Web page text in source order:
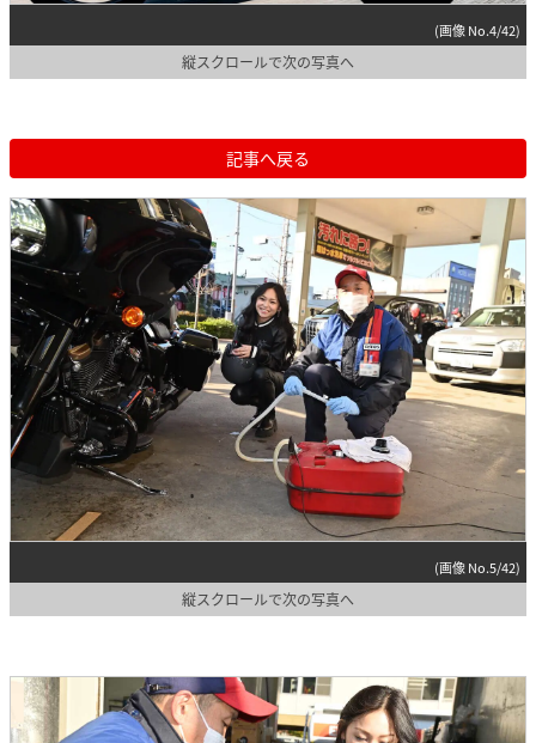
(画像 No.4/42)
縦スクロールで次の写真へ
記事へ戻る
(画像 No.5/42)
縦スクロールで次の写真へ